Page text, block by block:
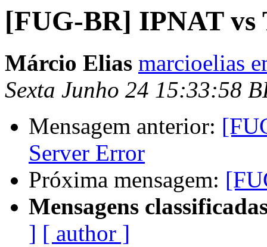
[FUG-BR] IPNAT vs
Márcio Elias marcioelias
Sexta Junho 24 15:33:58
Mensagem anterior:
Server Error
Próxima mensagem:
Mensagens
] [ author ]